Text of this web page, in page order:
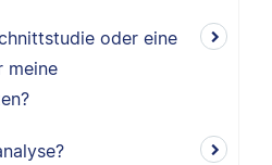
oder eine
meine